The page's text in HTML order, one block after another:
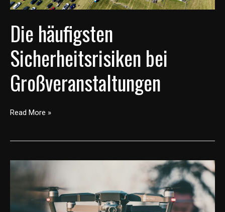
Die häufigsten
Sicherheitsrisiken bei
Großveranstaltungen
Read More »
Drohnen
Veranstaltungssicherheit: